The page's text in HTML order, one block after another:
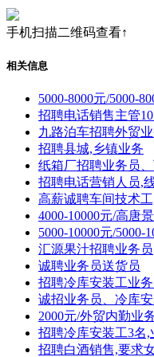
手机扫描二维码查看↑
相关信息
5000-8000元/5000-
招聘电话销售主管
九路泊车招聘外贸
招聘县城,乡镇业务
纸箱厂招聘业务员
招聘电话营销人员,
高薪诚聘车间技术
4000-10000元/高唐
5000-10000元/
汇源果汁招聘业务员
诚聘业务员送货员
招聘冷库安装工业
诚招业务员、冷库
2000元/外贸内勤业
招聘冷库安装工3名,
招聘白酒销售,要求